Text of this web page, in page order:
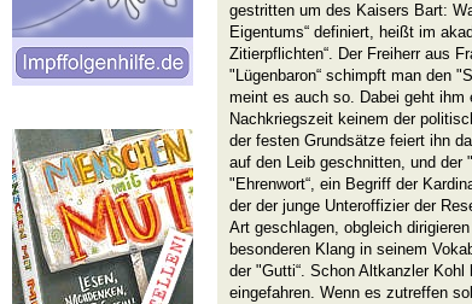
gestritten um des Kaisers Bart:
Eigentums“ definiert, heißt im
Zitierpflichten“. Der Freiherr aus
"Lügenbaron“ schimpft man den
meint es auch so. Dabei geht ihm
Nachkriegszeit keinem der
der festen Grundsätze feiert ihn
auf den Leib geschnitten, und der
"Ehrenwort“, ein Begriff der
der der junge Unteroffizier der
Art geschlagen, obgleich
besonderen Klang in seinem
der "Gutti“. Schon Altkanzler
eingefahren. Wenn es zutreffen